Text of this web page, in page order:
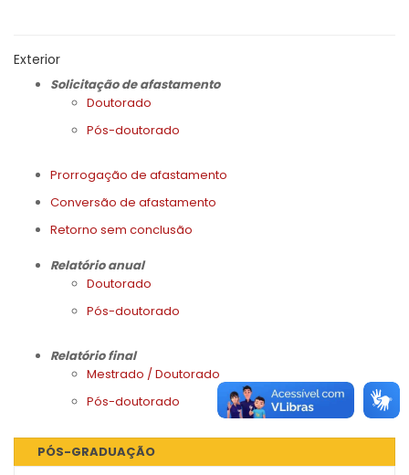
Exterior
Solicitação de afastamento
Doutorado
Pós-doutorado
Prorrogação de afastamento
Conversão de afastamento
Retorno sem conclusão
Relatório anual
Doutorado
Pós-doutorado
Relatório final
Mestrado / Doutorado
Pós-doutorado
PÓS-GRADUAÇÃO